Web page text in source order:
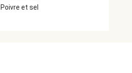
Poivre et sel